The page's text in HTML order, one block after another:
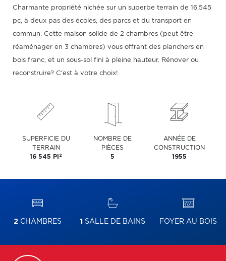
Charmante propriété nichée sur un superbe terrain de 16,545
pc, à deux pas des écoles, des parcs et du transport en
commun. Cette maison solide de 2 chambres (peut être
réaménager en 3 chambres) vous offrant des planchers en
bois franc, et un sous-sol fini à pleine hauteur. Rénover ou
reconstruire? C'est à votre choix!
SUPERFICIE DU
TERRAIN
16 545 PI 2
NOMBRE DE
PIÈCES
5
ANNÉE DE
CONSTRUCTION
1955
2 CHAMBRES 1 SALLE DE BAINS FOYER AU BOIS